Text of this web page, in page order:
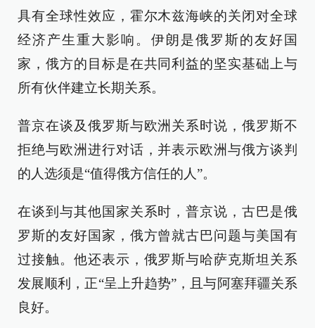
具有全球性效应，霍尔木兹海峡的关闭对全球
经济产生重大影响。伊朗是俄罗斯的友好国
家，俄方的目标是在共同利益的坚实基础上与
所有伙伴建立长期关系。
普京在谈及俄罗斯与欧洲关系时说，俄罗斯不
拒绝与欧洲进行对话，并表示欧洲与俄方谈判
的人选须是“值得俄方信任的人”。
在谈到与其他国家关系时，普京说，古巴是俄
罗斯的友好国家，俄方曾就古巴问题与美国有
过接触。他还表示，俄罗斯与哈萨克斯坦关系
发展顺利，正“呈上升趋势”，且与阿塞拜疆关系
良好。